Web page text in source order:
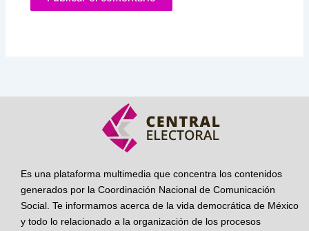
Es una plataforma multimedia que concentra los contenidos
generados por la Coordinación Nacional de Comunicación
Social. Te informamos acerca de la vida democrática de México
y todo lo relacionado a la organización de los procesos